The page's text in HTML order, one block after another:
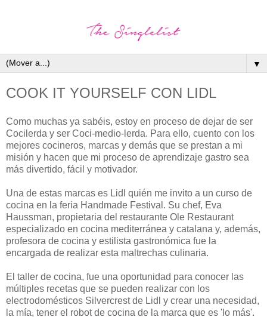
▼
COOK IT YOURSELF CON LIDL
Como muchas ya sabéis, estoy en proceso de dejar de ser
Cocilerda y ser Coci-medio-lerda. Para ello, cuento con los
mejores cocineros, marcas y demás que se prestan a mi
misión y hacen que mi proceso de aprendizaje gastro sea
más divertido, fácil y motivador.
Una de estas marcas es Lidl quién me invito a un curso de
cocina en la feria Handmade Festival. Su chef, Eva
Haussman, propietaria del restaurante Ole Restaurant
especializado en cocina mediterránea y catalana y, además,
profesora de cocina y estilista gastronómica fue la
encargada de realizar esta maltrechas culinaria.
El taller de cocina, fue una oportunidad para conocer las
múltiples recetas que se pueden realizar con los
electrodomésticos Silvercrest de Lidl y crear una necesidad,
la mía, tener el robot de cocina de la marca que es 'lo más'.